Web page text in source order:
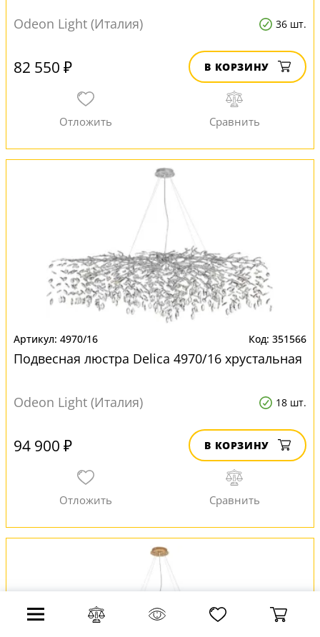
Odeon Light (Италия) 36 шт.
82 550 ₽ В КОРЗИНУ
4970/16 351566
Подвесная люстра Delica 4970/16 хрустальная
Odeon Light (Италия) 18 шт.
94 900 ₽ В КОРЗИНУ